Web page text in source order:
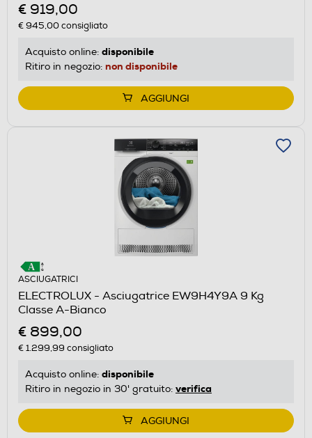
€ 919,00
€ 945,00consigliato
Acquisto online: disponibile
Ritiro in negozio: non disponibile
AGGIUNGI
ASCIUGATRICI
ELECTROLUX - Asciugatrice EW9H4Y9A 9 Kg
Classe A-Bianco
€ 899,00
€ 1.299,99 consigliato
Acquisto online: disponibile
Ritiro in negozio in 30' gratuito: verifica
AGGIUNGI